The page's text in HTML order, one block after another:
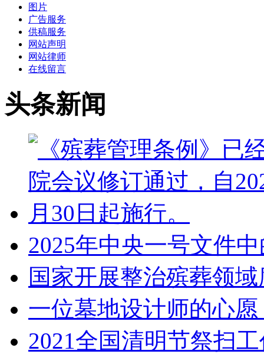
图片
广告服务
供稿服务
网站声明
网站律师
在线留言
头条新闻
2025年中央一号文件
国家开展整治殡葬领
一位墓地设计师的心
2021全国清明节祭扫